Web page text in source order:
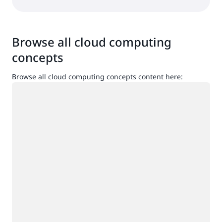
Browse all cloud computing
concepts
Browse all cloud computing concepts content here: